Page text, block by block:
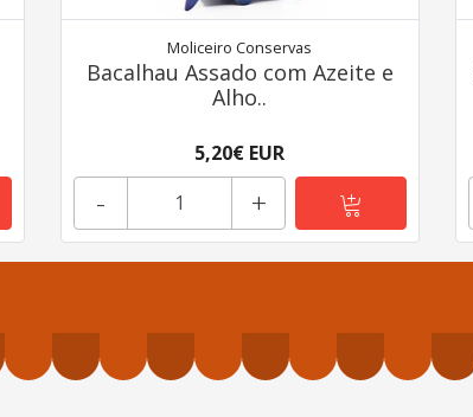
Moliceiro Conservas
Bacalhau Assado com Azeite e
Alho..
5,20€ EUR
+
-